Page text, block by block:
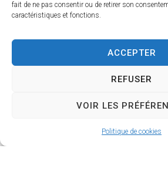
fait de ne pas consentir ou de retirer son
caractéristiques et fonctions.
ACCEPTER
REFUSER
VOIR LES
Politique de cookies